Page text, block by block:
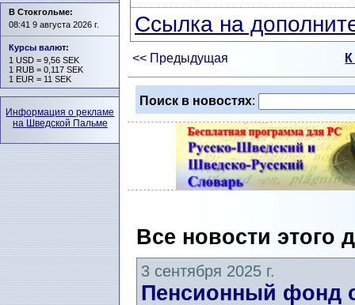
Ссылка на
<< Предыдущая
Поиск в новостях:
Все новости этого
3 сентября 2025 г.
Пенсионный фонд
В Стокгольме:
08:41 9 августа 2026 г.
Курсы валют:
1 USD = 9,56 SEK
1 RUB = 0,117 SEK
1 EUR = 11 SEK
Информация о рекламе
на Шведской Пальме